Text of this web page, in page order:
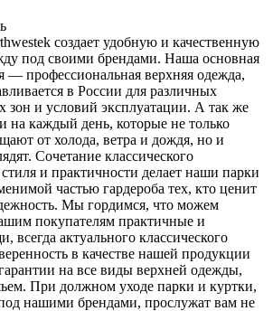
создает удобную и качественную
под своими брендами. Наша основная
— профессиональная верхняя одежда,
в России для различных
зон и условий эксплуатации. А так же
на каждый день, которые не только
от холода, ветра и дождя, но и
Сочетание классического
и практичности делает наши парки
частью гардероба тех, кто ценит
Мы гордимся, что можем
покупателям практичные и
всегда актуального классического
в качестве нашей продукции
на все виды верхней одежды,
При должном уходе парки и куртки,
нашими брендами, прослужат вам не